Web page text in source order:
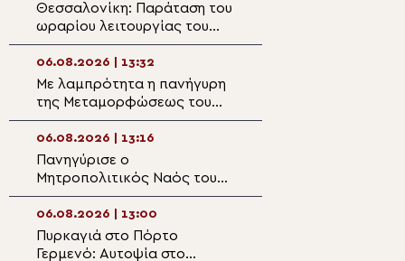
Θεσσαλονίκη: Παράταση του
ωραρίου λειτουργίας του
Λευκού Πύργου έως τις
21:00 καθημερινά
06.08.2026 | 13:32
Με λαμπρότητα η πανήγυρη
της Μεταμορφώσεως του
Σωτήρος στην Καλαμαριά
(ΦΩΤΟ)
06.08.2026 | 13:16
Πανηγύρισε ο
Μητροπολιτικός Ναός του
Σωτήρος στη Λάρνακα
06.08.2026 | 13:00
Πυρκαγιά στο Πόρτο
Γερμενό: Αυτοψία στο